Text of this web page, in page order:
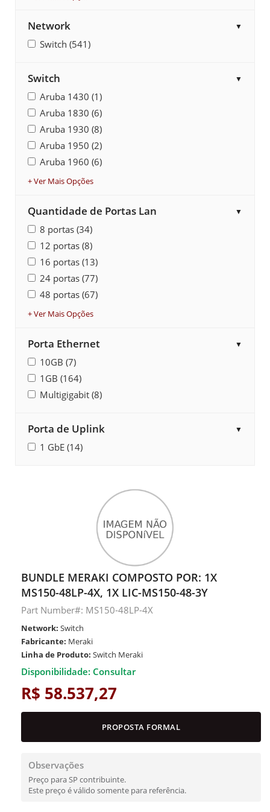
Network ▼
Switch (541)
Switch ▼
Aruba 1430 (1)
Aruba 1830 (6)
Aruba 1930 (8)
Aruba 1950 (2)
Aruba 1960 (6)
+ Ver Mais Opções
Quantidade de Portas Lan ▼
8 portas (34)
12 portas (8)
16 portas (13)
24 portas (77)
48 portas (67)
+ Ver Mais Opções
Porta Ethernet ▼
10GB (7)
1GB (164)
Multigigabit (8)
Porta de Uplink ▼
1 GbE (14)
BUNDLE MERAKI COMPOSTO POR: 1X
MS150-48LP-4X, 1X LIC-MS150-48-3Y
Part Number#: MS150-48LP-4X
Network: Switch
Fabricante: Meraki
Linha de Produto: Switch Meraki
Disponibilidade: Consultar
R$ 58.537,27
PROPOSTA FORMAL
Observações
Preço para SP contribuinte.
Este preço é válido somente para referência.